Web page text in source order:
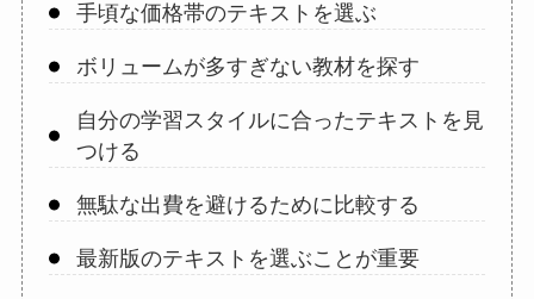
手頃な価格帯のテキストを選ぶ
ボリュームが多すぎない教材を探す
自分の学習スタイルに合ったテキストを見
つける
無駄な出費を避けるために比較する
最新版のテキストを選ぶことが重要